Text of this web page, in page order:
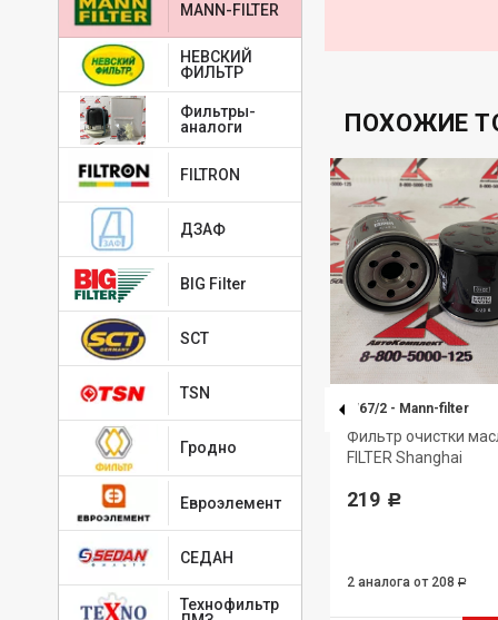
MANN-FILTER
НЕВСКИЙ
ФИЛЬТР
Фильтры-
аналоги
FILTRON
ДЗАФ
BIG Filter
SCT
TSN
Гродно
Евроэлемент
СЕДАН
Технофильтр
ПОХОЖИЕ
PU855X
Элемент фильтрующий
очистки топлива MANN-FILTER
1 286
W67/2 - Mann-filter
Фильтр очистки
FILTER Shanghai
219 Р
2 аналога от 208 Р